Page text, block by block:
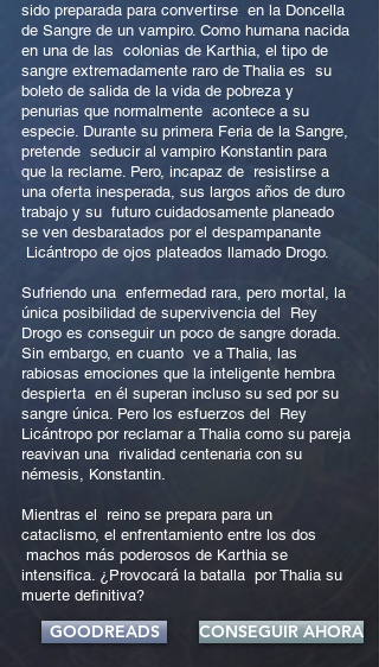
sido preparada para convertirse en la Doncella
de Sangre de un vampiro. Como humana nacida
en una de las colonias de Karthia, el tipo de
sangre extremadamente raro de Thalia es su
boleto de salida de la vida de pobreza y
penurias que normalmente acontece a su
especie. Durante su primera Feria de la Sangre,
pretende seducir al vampiro Konstantin para
que la reclame. Pero, incapaz de resistirse a
una oferta inesperada, sus largos años de duro
trabajo y su futuro cuidadosamente planeado
se ven desbaratados por el despampanante
Licántropo de ojos plateados llamado Drogo.
Sufriendo una enfermedad rara, pero mortal, la
única posibilidad de supervivencia del Rey
Drogo es conseguir un poco de sangre dorada.
Sin embargo, en cuanto ve a Thalia, las
rabiosas emociones que la inteligente hembra
despierta en él superan incluso su sed por su
sangre única. Pero los esfuerzos del Rey
Licántropo por reclamar a Thalia como su pareja
reavivan una rivalidad centenaria con su
némesis, Konstantin.
Mientras el reino se prepara para un
cataclismo, el enfrentamiento entre los dos
machos más poderosos de Karthia se
intensifica. ¿Provocará la batalla por Thalia su
muerte definitiva?
GOODREADS CONSEGUIR AHORA